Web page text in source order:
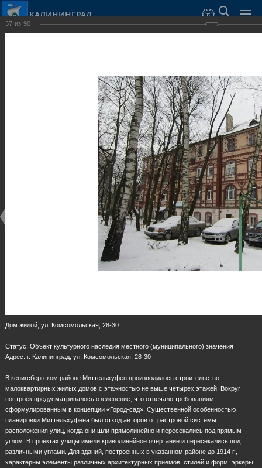
КАЛИНИНГРАД
37 из 90
Дом жилой, ул. Комсомольская, 28-30
Статус: Объект культурного наследия местного (муниципального) значения
Адрес: г. Калининград, ул. Комсомольская, 28-30
В кенигсбергском районе Миттельхуфен производилось строительство
малоквартирных жилых домов с этажностью не выше четырех этажей. Вокруг
построек предусматривалось озеленение, что отвечало требованиям,
сформулированным в концепции «Город-сад». Существенной особенностью
планировки Миттельхуфена был отход авторов от растровой системы
расположения улиц, когда они шли прямолинейно и пересекались под прямым
углом. В проектах улицы имели криволинейное очертание и пересекались под
различными углами. Для зданий, построенных в указанном районе до 1914 г.,
характерны элементы различных архитектурных приемов, стилей и форм: эркеры,